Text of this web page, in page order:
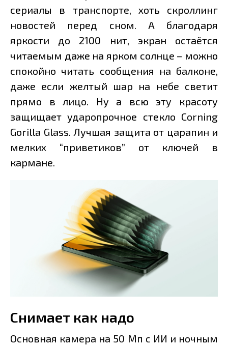
сериалы в транспорте, хоть скроллинг
новостей перед сном. А благодаря
яркости до 2100 нит, экран остаётся
читаемым даже на ярком солнце – можно
спокойно читать сообщения на балконе,
даже если желтый шар на небе светит
прямо в лицо. Ну а всю эту красоту
защищает ударопрочное стекло Corning
Gorilla Glass. Лучшая защита от царапин и
мелких “приветиков” от ключей в
кармане.
Снимает как надо
Основная камера на 50 Мп с ИИ и ночным